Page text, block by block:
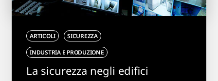
ARTICOLI
SICUREZZA
INDUSTRIA E PRODUZIONE
La sicurezza negli edifici